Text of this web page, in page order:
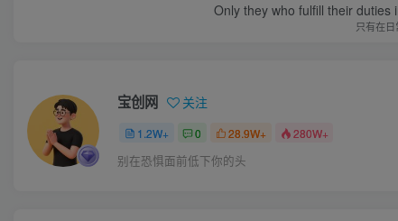
Only they who fulfill their duties
只有在
宝创网 关注
1.2W+ 0 28.9W+ 280W+
别在恐惧面前低下你的头